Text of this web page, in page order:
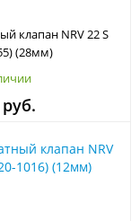
клапан NRV 22 S
(28мм)